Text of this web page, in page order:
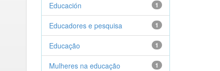
1
Educación
1
Educadores e pesquisa
1
Educação
1
Mulheres na educação